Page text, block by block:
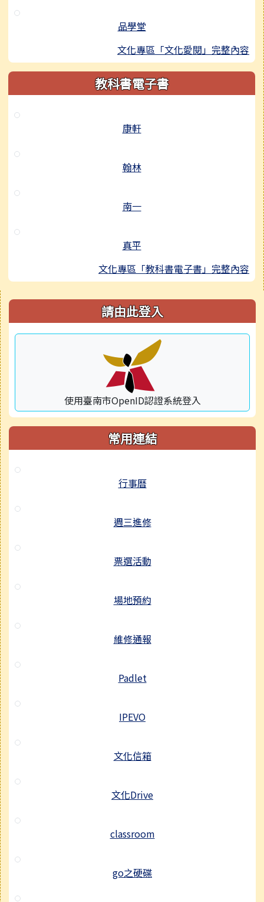
品學堂
文化專區「文化愛閱」完整內容
教科書電子書
康軒
翰林
南一
真平
文化專區「教科書電子書」完整內容
右邊區域內容 請由此登入
使用臺南市OpenID認證系統登入
常用連結
行事曆
週三進修
票選活動
場地預約
維修通報
Padlet
IPEVO
文化信箱
文化Drive
classroom
go之硬碟